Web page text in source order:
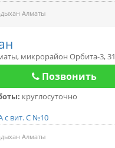
Алматы
, микрорайон Орбита-3, 31
Позвонить
круглосуточно
с вит. С №10
Алматы